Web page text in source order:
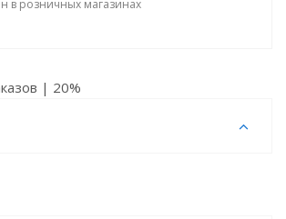
в розничных магазинах
| 20%